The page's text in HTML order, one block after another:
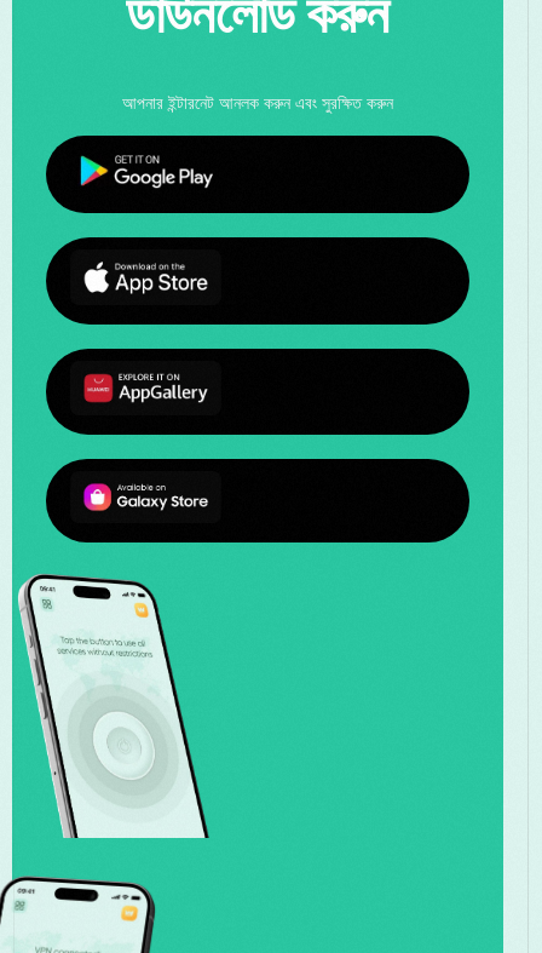
ডাউনলোড করুন
আপনার ইন্টারনেট আনলক করুন এবং সুরক্ষিত করুন